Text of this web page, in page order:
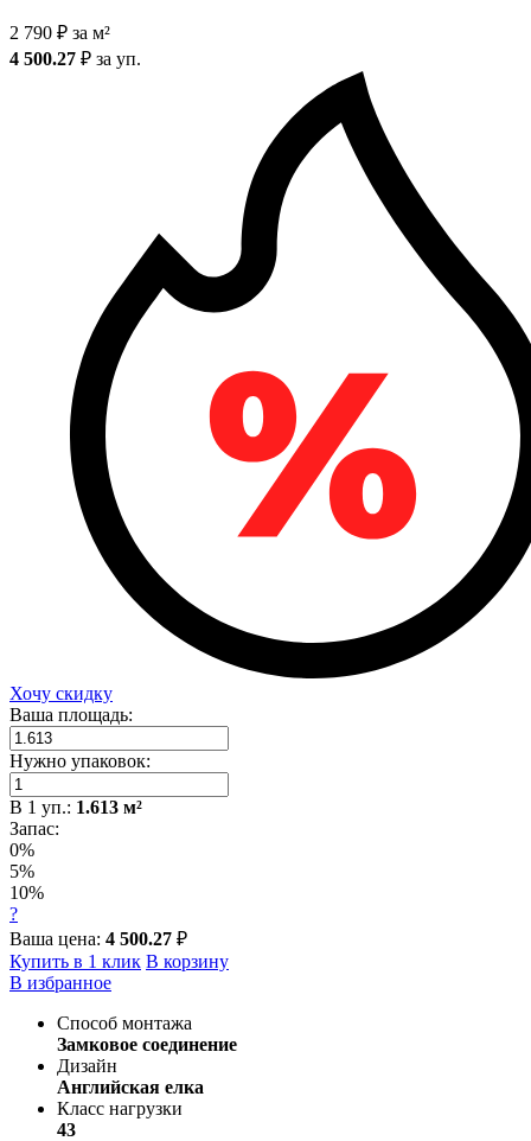
2 790 ₽ за м²
4 500.27 ₽ за уп.
Хочу скидку
Ваша площадь:
Нужно упаковок:
В 1 уп.: 1.613 м²
Запас:
0%
5%
10%
?
Ваша цена: 4 500.27 ₽
Купить в 1 клик В корзину
В избранное
Способ монтажа
Замковое соединение
Дизайн
Английская елка
Класс нагрузки
43